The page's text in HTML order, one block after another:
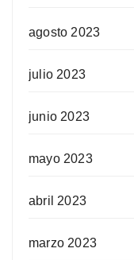
agosto 2023
julio 2023
junio 2023
mayo 2023
abril 2023
marzo 2023